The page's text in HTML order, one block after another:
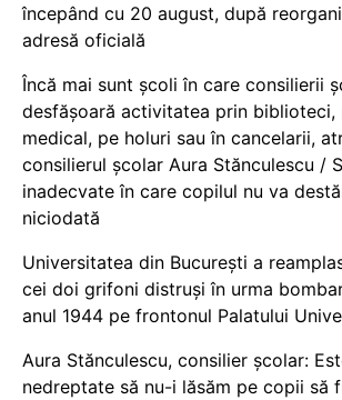
începând cu 20 august, după
adresă oficială
Încă mai sunt școli în care consilierii
desfășoară activitatea prin biblioteci,
medical, pe holuri sau în cancelarii,
consilierul școlar Aura Stănculescu /
inadecvate în care copilul nu va
niciodată
Universitatea din București a
cei doi grifoni distruși în urma
anul 1944 pe frontonul Palatului
Aura Stănculescu, consilier școlar:
nedreptate să nu-i lăsăm pe copii să